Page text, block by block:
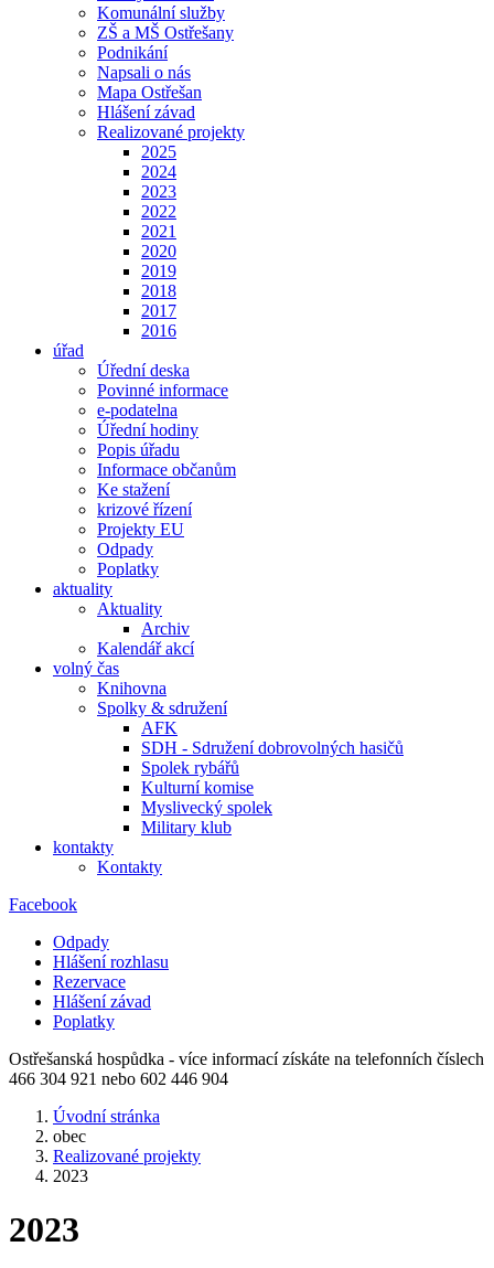
Komunální služby
ZŠ a MŠ Ostřešany
Podnikání
Napsali o nás
Mapa Ostřešan
Hlášení závad
Realizované projekty
2025
2024
2023
2022
2021
2020
2019
2018
2017
2016
úřad
Úřední deska
Povinné informace
e-podatelna
Úřední hodiny
Popis úřadu
Informace občanům
Ke stažení
krizové řízení
Projekty EU
Odpady
Poplatky
aktuality
Aktuality
Archiv
Kalendář akcí
volný čas
Knihovna
Spolky & sdružení
AFK
SDH - Sdružení dobrovolných hasičů
Spolek rybářů
Kulturní komise
Myslivecký spolek
Military klub
kontakty
Kontakty
Facebook
Odpady
Hlášení rozhlasu
Rezervace
Hlášení závad
Poplatky
Ostřešanská hospůdka - více informací získáte na telefonních číslech
466 304 921 nebo 602 446 904
Úvodní stránka
obec
Realizované projekty
2023
2023